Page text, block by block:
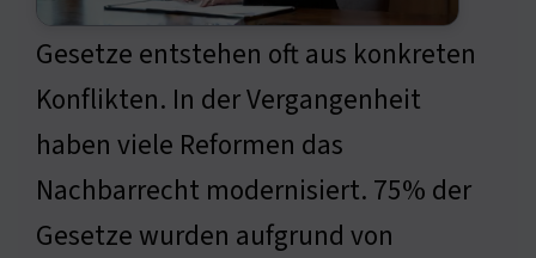
Gesetze entstehen oft aus konkreten
Konflikten. In der Vergangenheit
haben viele Reformen das
Nachbarrecht modernisiert. 75% der
Gesetze wurden aufgrund von